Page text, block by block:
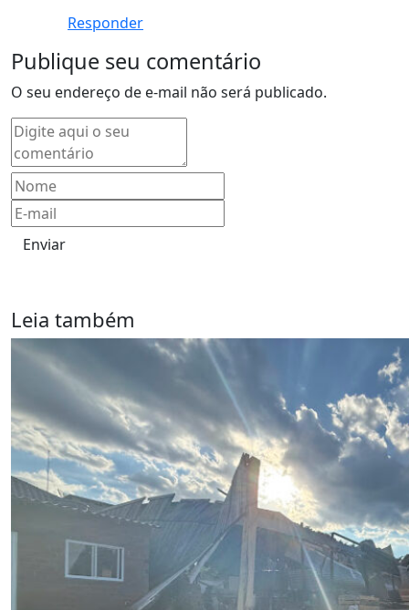
Responder
Publique seu comentário
O seu endereço de e-mail não será publicado.
Enviar
Leia também